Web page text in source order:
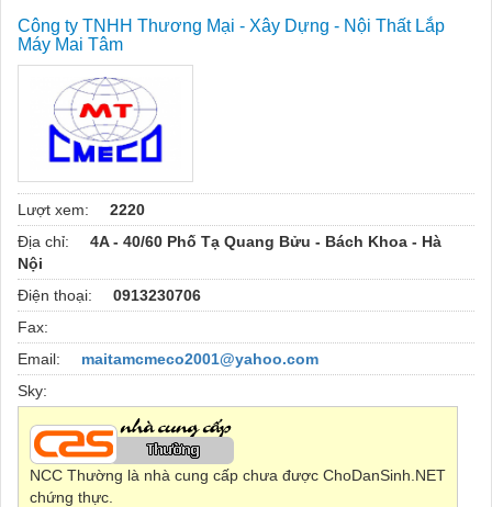
Công ty TNHH Thương Mại - Xây Dựng - Nội Thất Lắp
Máy Mai Tâm
Lượt xem:
2220
Địa chỉ:
4A - 40/60 Phố Tạ Quang Bửu - Bách Khoa - Hà
Nội
Điện thoại:
0913230706
Fax:
Email:
maitamcmeco2001@yahoo.com
Sky:
NCC Thường là nhà cung cấp chưa được ChoDanSinh.NET
chứng thực.